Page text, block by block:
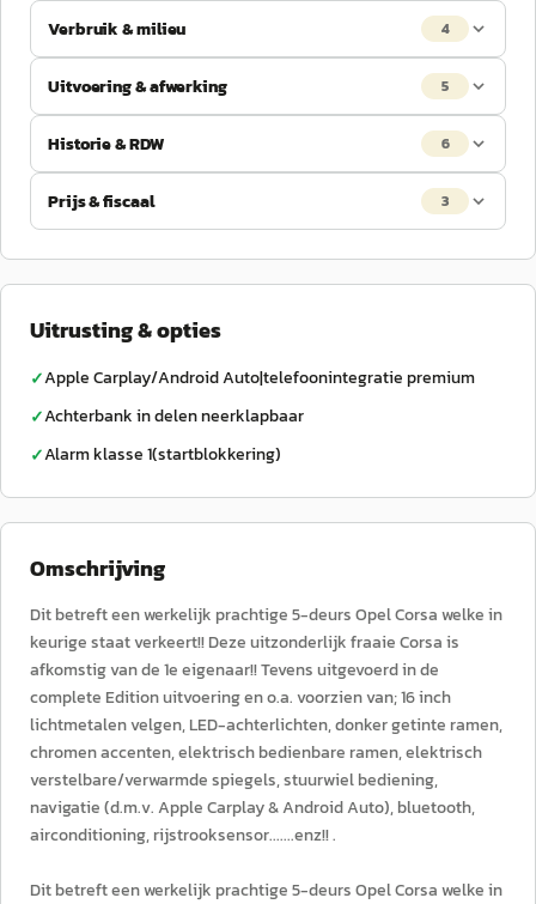
Verbruik & milieu 4
Uitvoering & afwerking 5
Historie & RDW 6
Prijs & fiscaal 3
Uitrusting & opties
✓Apple Carplay/Android Auto|telefoonintegratie premium
✓Achterbank in delen neerklapbaar
✓Alarm klasse 1(startblokkering)
Omschrijving
Dit betreft een werkelijk prachtige 5-deurs Opel Corsa welke in
keurige staat verkeert!! Deze uitzonderlijk fraaie Corsa is
afkomstig van de 1e eigenaar!! Tevens uitgevoerd in de
complete Edition uitvoering en o.a. voorzien van; 16 inch
lichtmetalen velgen, LED-achterlichten, donker getinte ramen,
chromen accenten, elektrisch bedienbare ramen, elektrisch
verstelbare/verwarmde spiegels, stuurwiel bediening,
navigatie (d.m.v. Apple Carplay & Android Auto), bluetooth,
airconditioning, rijstrooksensor.......enz!! .
Dit betreft een werkelijk prachtige 5-deurs Opel Corsa welke in